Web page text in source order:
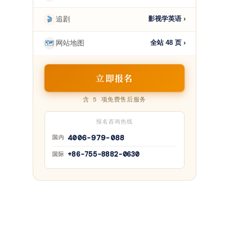
🎬 追剧 影视学英语 ›
🗺️ 网站地图 全站 48 页 ›
立即报名
含 5 项免费售后服务
报名咨询热线
国内 4006-979-088
国际 +86-755-8882-0630